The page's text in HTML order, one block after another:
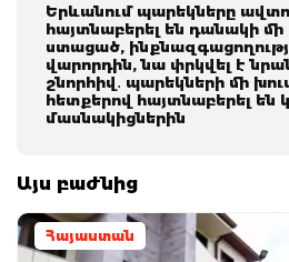
Երևանում պարեկները
հայտնաբերել են դանակի
ստացած,
վարորդին, նա փրկվել է
շնորհիվ․ պարեկների մի
հետքերով հայտնաբերել են
մասնակիցներին
Այս բաժնից
Հայաստան